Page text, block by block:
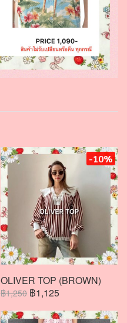
-10%
OLIVER TOP (BROWN)
฿1,250 ฿1,125